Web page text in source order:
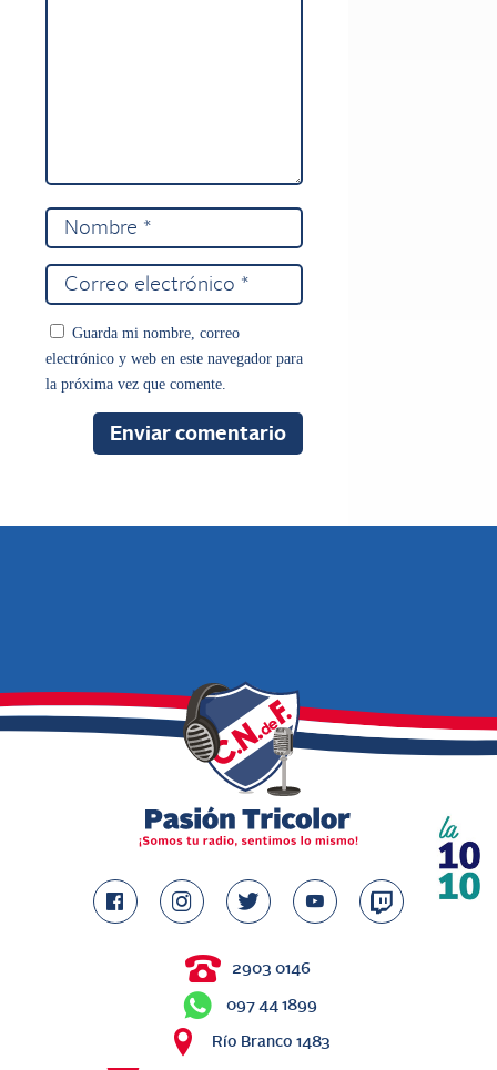
Guarda mi nombre, correo
electrónico y web en este navegador para
la próxima vez que comente.
2903 0146
097 44 1899
Río Branco 1483